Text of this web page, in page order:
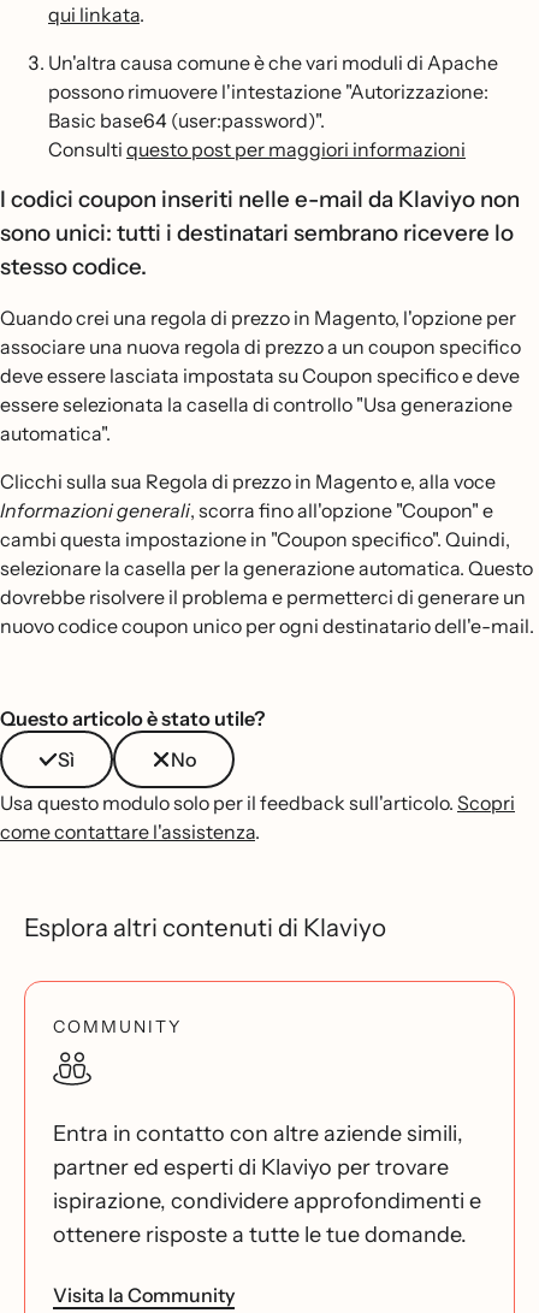
qui linkata.
Un'altra causa comune è che vari moduli di Apache
possono rimuovere l'intestazione "Autorizzazione:
Basic base64 (user:password)".
Consulti questo post per maggiori informazioni
I codici coupon inseriti nelle e-mail da Klaviyo non
sono unici: tutti i destinatari sembrano ricevere lo
stesso codice.
Quando crei una regola di prezzo in Magento, l'opzione per
associare una nuova regola di prezzo a un coupon specifico
deve essere lasciata impostata su Coupon specifico e deve
essere selezionata la casella di controllo "Usa generazione
automatica".
Clicchi sulla sua Regola di prezzo in Magento e, alla voce
Informazioni generali, scorra fino all'opzione "Coupon" e
cambi questa impostazione in "Coupon specifico". Quindi,
selezionare la casella per la generazione automatica. Questo
dovrebbe risolvere il problema e permetterci di generare un
nuovo codice coupon unico per ogni destinatario dell'e-mail.
Questo articolo è stato utile?
Sì
No
Usa questo modulo solo per il feedback sull'articolo. Scopri
come contattare l'assistenza.
Esplora altri contenuti di Klaviyo
COMMUNITY
Entra in contatto con altre aziende simili,
partner ed esperti di Klaviyo per trovare
ispirazione, condividere approfondimenti e
ottenere risposte a tutte le tue domande.
Visita la Community